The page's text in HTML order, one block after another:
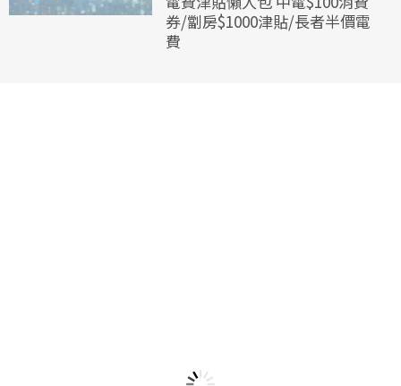
券/劏房$1000津貼/長者半價電
費